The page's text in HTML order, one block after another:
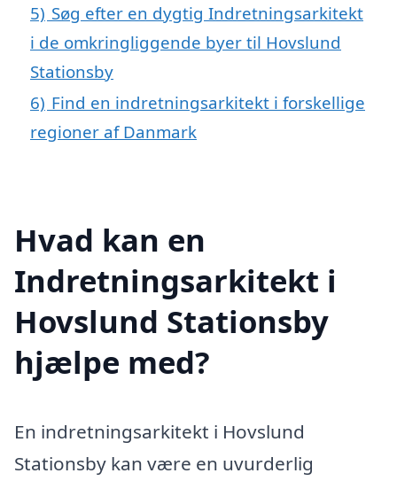
5) Søg efter en dygtig Indretningsarkitekt
i de omkringliggende byer til Hovslund
Stationsby
6) Find en indretningsarkitekt i forskellige
regioner af Danmark
Hvad kan en
Indretningsarkitekt i
Hovslund Stationsby
hjælpe med?
En indretningsarkitekt i Hovslund
Stationsby kan være en uvurderlig